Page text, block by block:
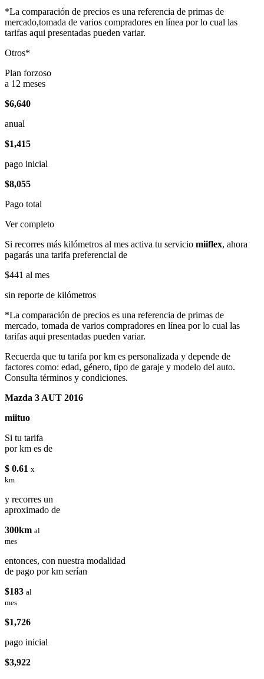
*La comparación de precios es una referencia de primas de
mercado,tomada de varios compradores en línea por lo cual las
tarifas aqui presentadas pueden variar.
Otros*
Plan forzoso
a 12 meses
$6,640
anual
$1,415
pago inicial
$8,055
Pago total
Ver completo
Si recorres más kilómetros al mes activa tu servicio miiflex, ahora
pagarás una tarifa preferencial de
$441 al mes
sin reporte de kilómetros
*La comparación de precios es una referencia de primas de
mercado, tomada de varios compradores en línea por lo cual las
tarifas aqui presentadas pueden variar.
Recuerda que tu tarifa por km es personalizada y depende de
factores como: edad, género, tipo de garaje y modelo del auto.
Consulta términos y condiciones.
Mazda 3 AUT 2016
miituo
Si tu tarifa
por km es de
$ 0.61 x
km
y recorres un
aproximado de
300km al
mes
entonces, con nuestra modalidad
de pago por km serían
$183 al
mes
$1,726
pago inicial
$3,922